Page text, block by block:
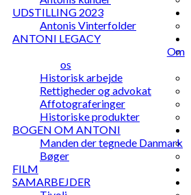
UDSTILLING 2023
Antonis Vinterfolder
ANTONI LEGACY
Om
os
Historisk arbejde
Rettigheder og advokat
Affotograferinger
Historiske produkter
BOGEN OM ANTONI
Manden der tegnede Danmark
Bøger
FILM
SAMARBEJDER